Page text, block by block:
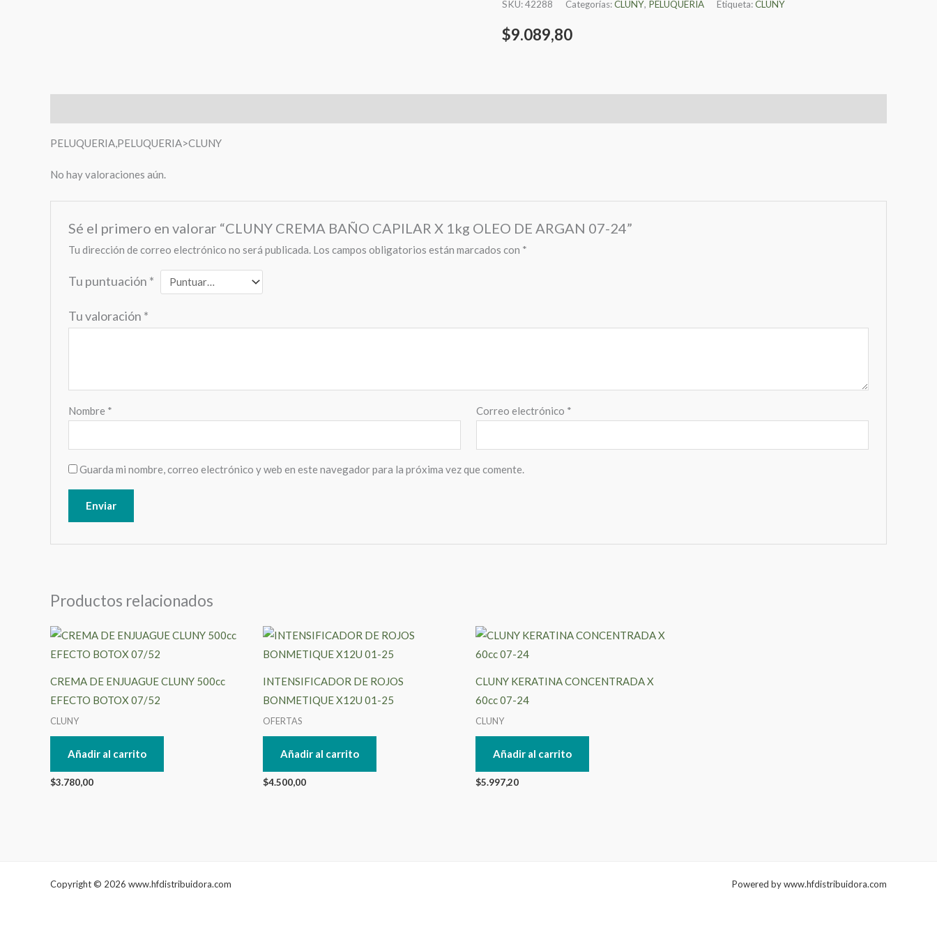
SKU:42288 Categorías:CLUNY, PELUQUERIA Etiqueta:CLUNY
$9.089,80
PELUQUERIA,PELUQUERIA>CLUNY
No hay valoraciones aún.
Sé el primero en valorar “CLUNY CREMA BAÑO CAPILAR X 1kg OLEO DE ARGAN 07-24”
Tu dirección de correo electrónico no será publicada. Los campos obligatorios están marcados con *
Tu puntuación *
Tu valoración *
Nombre * Correo electrónico *
Guarda mi nombre, correo electrónico y web en este navegador para la próxima vez que comente.
Productos relacionados
CREMA DE ENJUAGUE CLUNY 500cc
EFECTO BOTOX 07/52
CLUNY
Añadir al carrito
$3.780,00
INTENSIFICADOR DE ROJOS
BONMETIQUE X12U 01-25
OFERTAS
Añadir al carrito
$4.500,00
CLUNY KERATINA CONCENTRADA X
60cc 07-24
CLUNY
Añadir al carrito
$5.997,20
Copyright © 2026 www.hfdistribuidora.com Powered by www.hfdistribuidora.com